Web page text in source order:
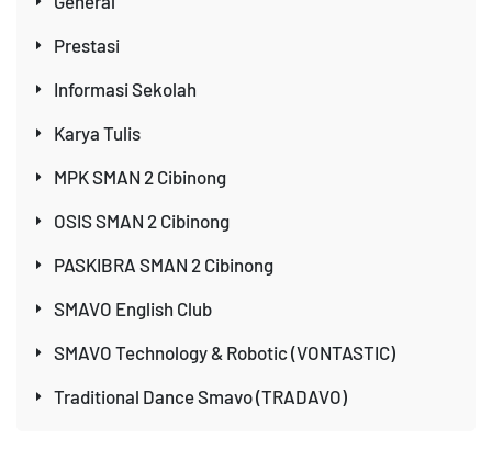
Prestasi
Informasi Sekolah
Karya Tulis
MPK SMAN 2 Cibinong
OSIS SMAN 2 Cibinong
PASKIBRA SMAN 2 Cibinong
SMAVO English Club
SMAVO Technology & Robotic (VONTASTIC)
Traditional Dance Smavo (TRADAVO)